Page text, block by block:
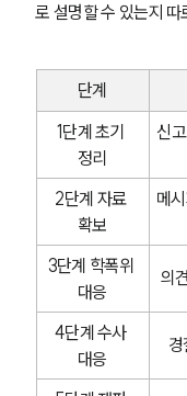
로 설명할 수 있는지 따
단계
1단계 초기
정리
신
2단계 자료
확보
메
3단계 학폭위
대응
의
4단계 수사
대응